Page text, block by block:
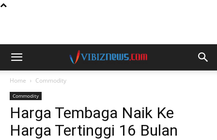
Home Commodity
Commodity
Harga Tembaga Naik Ke
Harga Tertinggi 16 Bulan